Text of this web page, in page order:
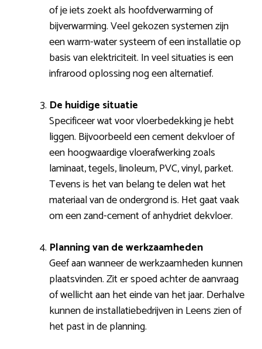
of je iets zoekt als hoofdverwarming of
bijverwarming. Veel gekozen systemen zijn
een warm-water systeem of een installatie op
basis van elektriciteit. In veel situaties is een
infrarood oplossing nog een alternatief.
De huidige situatie
Specificeer wat voor vloerbedekking je hebt
liggen. Bijvoorbeeld een cement dekvloer of
een hoogwaardige vloerafwerking zoals
laminaat, tegels, linoleum, PVC, vinyl, parket.
Tevens is het van belang te delen wat het
materiaal van de ondergrond is. Het gaat vaak
om een zand-cement of anhydriet dekvloer.
Planning van de werkzaamheden
Geef aan wanneer de werkzaamheden kunnen
plaatsvinden. Zit er spoed achter de aanvraag
of wellicht aan het einde van het jaar. Derhalve
kunnen de installatiebedrijven in Leens zien of
het past in de planning.